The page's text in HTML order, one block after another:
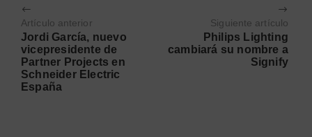
Artículo anterior
Jordi García, nuevo
vicepresidente de
Partner Projects en
Schneider Electric
España
Siguiente artículo
Philips Lighting
cambiará su nombre a
Signify